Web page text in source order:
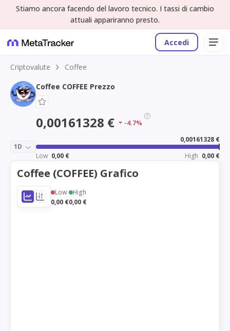
Stiamo ancora facendo del lavoro tecnico. I tassi di cambio
attuali appariranno presto.
Accedi
Criptovalute
Coffee
Coffee COFFEE Prezzo
0,00161328 € -4.7%
1D
0,00161328 €
Low 0,00 € High 0,00 €
Coffee (COFFEE) Grafico
Low
0,00 €
High
0,00 €